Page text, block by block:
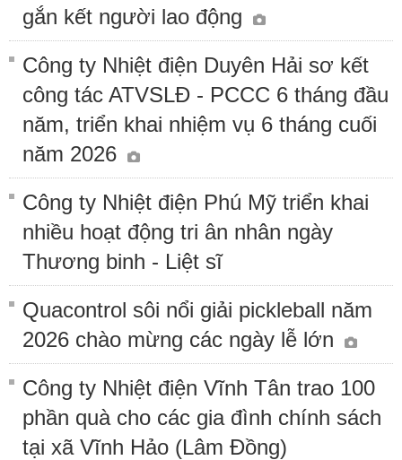
gắn kết người lao động
Công ty Nhiệt điện Duyên Hải sơ kết
công tác ATVSLĐ - PCCC 6 tháng đầu
năm, triển khai nhiệm vụ 6 tháng cuối
năm 2026
Công ty Nhiệt điện Phú Mỹ triển khai
nhiều hoạt động tri ân nhân ngày
Thương binh - Liệt sĩ
Quacontrol sôi nổi giải pickleball năm
2026 chào mừng các ngày lễ lớn
Công ty Nhiệt điện Vĩnh Tân trao 100
phần quà cho các gia đình chính sách
tại xã Vĩnh Hảo (Lâm Đồng)